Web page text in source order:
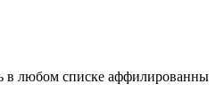
в любом списке аффилированны